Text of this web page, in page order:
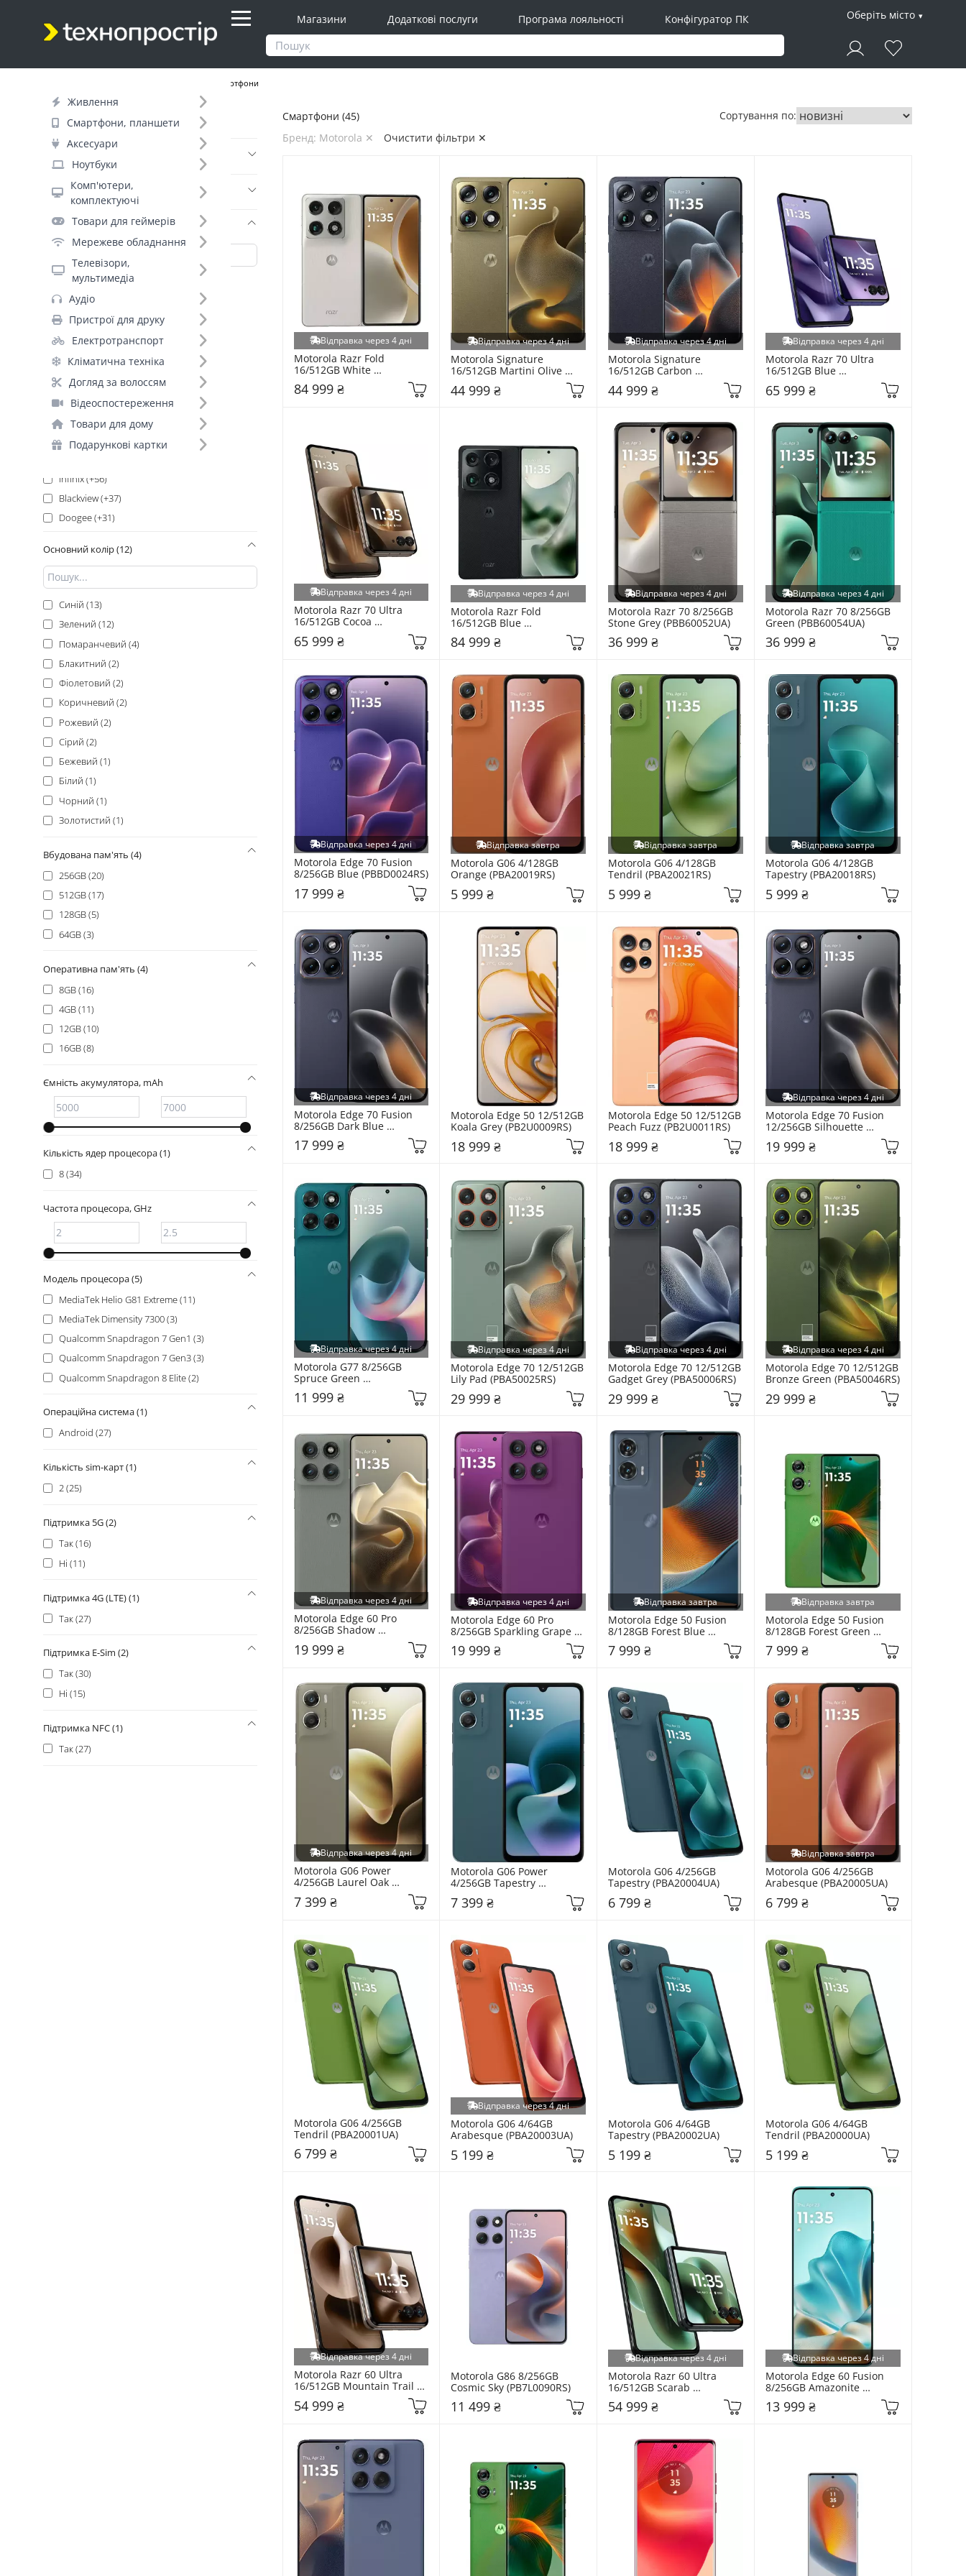
Магазини Додаткові послуги Програма лояльності Конфігуратор ПК Оберіть місто
Живлення
Смартфони, планшети
Аксесуари
Ноутбуки
Комп'ютери,
комплектуючі
Товари для геймерів
Мережеве обладнання
Телевізори,
мультимедіа
Аудіо
Пристрої для друку
Електротранспорт
Кліматична техніка
Догляд за волоссям
Відеоспостереження
Товари для дому
Подарункові картки
Смартфони
Фільтр
Днів до відправки (3)
Бренд (35)
Motorola (45)
Samsung_ (+151)
OnePlus (+132)
Samsung (+121)
Xiaomi_ (+114)
Xiaomi (+113)
Apple (+111)
Oukitel (+98)
Google (+92)
Infinix (+56)
Blackview (+37)
Doogee (+31)
POCO_ (+24)
Vivo (+21)
CAT (+2)
Huawei (+2)
Unihertz (+2)
Asus (+1)
Gigaset (+1)
Основний колір (12)
Синій (13)
Зелений (12)
Помаранчевий (4)
Блакитний (2)
Фіолетовий (2)
Коричневий (2)
Рожевий (2)
Сірий (2)
Бежевий (1)
Білий (1)
Чорний (1)
Золотистий (1)
Вбудована пам'ять (4)
256GB (20)
512GB (17)
128GB (5)
64GB (3)
Оперативна пам'ять (4)
8GB (16)
4GB (11)
12GB (10)
16GB (8)
Ємність акумулятора, mAh
Кількість ядер процесора (1)
8 (34)
Частота процесора, GHz
Модель процесора (5)
MediaTek Helio G81 Extreme (11)
MediaTek Dimensity 7300 (3)
Qualcomm Snapdragon 7 Gen1 (3)
Qualcomm Snapdragon 7 Gen3 (3)
Qualcomm Snapdragon 8 Elite (2)
Операційна система (1)
Android (27)
Кількість sim-карт (1)
2 (25)
Підтримка 5G (2)
Так (16)
Ні (11)
Підтримка 4G (LTE) (1)
Так (27)
Підтримка E-Sim (2)
Так (30)
Ні (15)
Підтримка NFC (1)
Так (27)
Смартфони (45)
Бренд: Motorola ✕
Очистити фільтри ✕
Сортування по:
Відправка через 4 дні
Motorola Razr Fold
16/512GB White
84 999 ₴
Відправка через 4 дні
Motorola Signature
16/512GB Martini Olive
44 999 ₴
Відправка через 4 дні
Motorola Signature
16/512GB Carbon
44 999 ₴
Відправка через 4 дні
Motorola Razr 70 Ultra
16/512GB Blue
65 999 ₴
Відправка через 4 дні
Motorola Razr 70 Ultra
16/512GB Cocoa
65 999 ₴
Відправка через 4 дні
Motorola Razr Fold
16/512GB Blue
84 999 ₴
Відправка через 4 дні
Motorola Razr 70 8/256GB
Stone Grey (PBB60052UA)
36 999 ₴
Відправка через 4 дні
Motorola Razr 70 8/256GB
Green (PBB60054UA)
36 999 ₴
Відправка через 4 дні
Motorola Edge 70 Fusion
8/256GB Blue (PBBD0024RS)
17 999 ₴
Відправка завтра
Motorola G06 4/128GB
Orange (PBA20019RS)
5 999 ₴
Відправка завтра
Motorola G06 4/128GB
Tendril (PBA20021RS)
5 999 ₴
Відправка завтра
Motorola G06 4/128GB
Tapestry (PBA20018RS)
5 999 ₴
Відправка через 4 дні
Motorola Edge 70 Fusion
8/256GB Dark Blue
(PBBD0022RS)
17 999 ₴
Motorola Edge 50 12/512GB
Koala Grey (PB2U0009RS)
18 999 ₴
Motorola Edge 50 12/512GB
Peach Fuzz (PB2U0011RS)
18 999 ₴
Відправка через 4 дні
Motorola Edge 70 Fusion
12/256GB Silhouette
19 999 ₴
Відправка через 4 дні
Motorola G77 8/256GB
Spruce Green
11 999 ₴
Відправка через 4 дні
Motorola Edge 70 12/512GB
Lily Pad (PBA50025RS)
29 999 ₴
Відправка через 4 дні
Motorola Edge 70 12/512GB
Gadget Grey (PBA50006RS)
29 999 ₴
Відправка через 4 дні
Motorola Edge 70 12/512GB
Bronze Green (PBA50046RS)
29 999 ₴
Відправка через 4 дні
Motorola Edge 60 Pro
8/256GB Shadow
19 999 ₴
Відправка через 4 дні
Motorola Edge 60 Pro
8/256GB Sparkling Grape
19 999 ₴
Відправка завтра
Motorola Edge 50 Fusion
8/128GB Forest Blue
7 999 ₴
Відправка завтра
Motorola Edge 50 Fusion
8/128GB Forest Green
7 999 ₴
Відправка через 4 дні
Motorola G06 Power
4/256GB Laurel Oak
7 399 ₴
Motorola G06 Power
4/256GB Tapestry
7 399 ₴
Motorola G06 4/256GB
Tapestry (PBA20004UA)
6 799 ₴
Відправка завтра
Motorola G06 4/256GB
Arabesque (PBA20005UA)
6 799 ₴
Motorola G06 4/256GB
Tendril (PBA20001UA)
6 799 ₴
Відправка через 4 дні
Motorola G06 4/64GB
Arabesque (PBA20003UA)
5 199 ₴
Motorola G06 4/64GB
Tapestry (PBA20002UA)
5 199 ₴
Motorola G06 4/64GB
Tendril (PBA20000UA)
5 199 ₴
Відправка через 4 дні
Motorola Razr 60 Ultra
16/512GB Mountain Trail
54 999 ₴
Motorola G86 8/256GB
Cosmic Sky (PB7L0090RS)
11 499 ₴
Відправка через 4 дні
Motorola Razr 60 Ultra
16/512GB Scarab
54 999 ₴
Відправка через 4 дні
Motorola Edge 60 Fusion
8/256GB Amazonite
13 999 ₴